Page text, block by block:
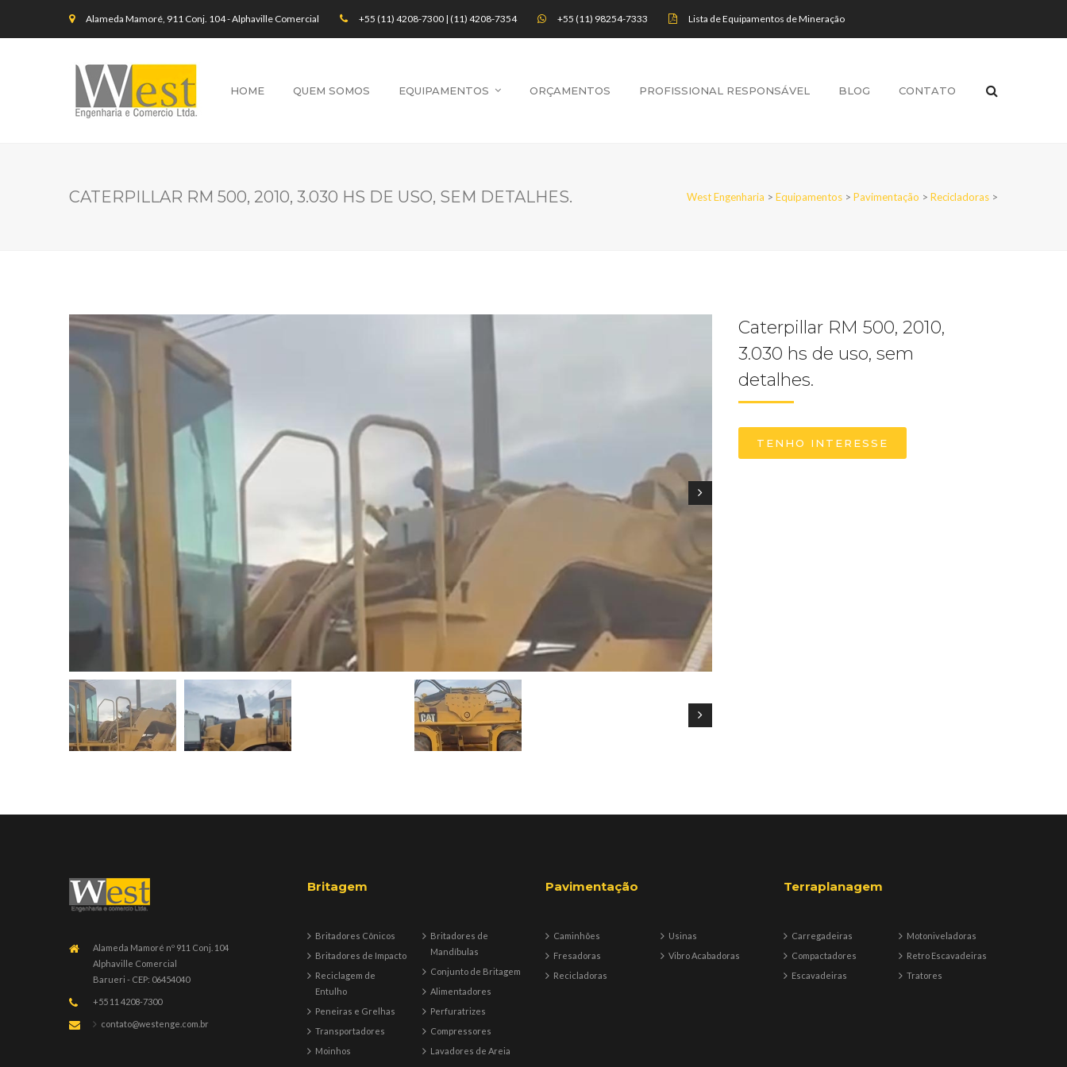
Alameda Mamoré, 911 Conj. 104 - Alphaville Comercial +55 (11) 4208-7300 | (11) 4208-7354 +55 (11) 98254-7333 Lista de Equipamentos de Mineração
HOME QUEM SOMOS EQUIPAMENTOS ORÇAMENTOS PROFISSIONAL RESPONSÁVEL BLOG CONTATO
CATERPILLAR RM 500, 2010, 3.030 HS DE USO, SEM DETALHES. West Engenharia > Equipamentos > Pavimentação > Recicladoras >
Caterpillar RM 500, 2010,
3.030 hs de uso, sem
detalhes.
TENHO INTERESSE
Alameda Mamoré nº 911 Conj. 104
Alphaville Comercial
Barueri - CEP: 06454040
+55 11 4208-7300
contato@westenge.com.br
Britagem
Britadores Cônicos
Britadores de Impacto
Reciclagem de
Entulho
Peneiras e Grelhas
Transportadores
Moinhos
Britadores de
Mandíbulas
Conjunto de Britagem
Alimentadores
Perfuratrizes
Compressores
Lavadores de Areia
Pavimentação
Caminhões
Fresadoras
Recicladoras
Usinas
Vibro Acabadoras
Terraplanagem
Carregadeiras
Compactadores
Escavadeiras
Motoniveladoras
Retro Escavadeiras
Tratores